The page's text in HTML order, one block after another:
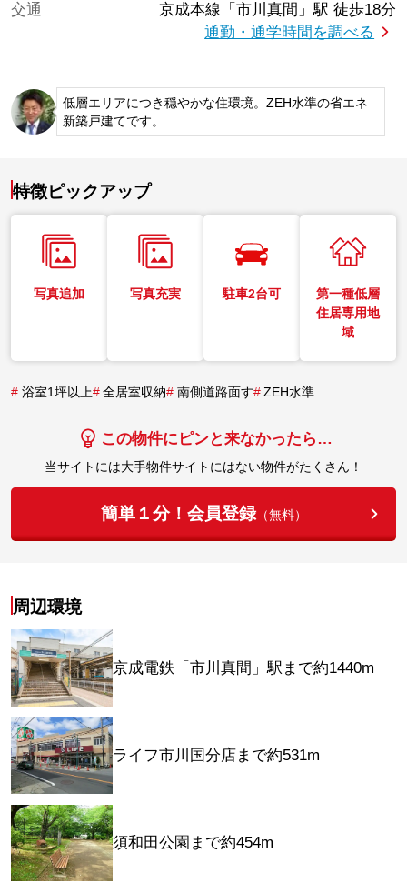
交通 京成本線「市川真間」駅 徒歩18分
通勤・通学時間を調べる
低層エリアにつき穏やかな住環境。ZEH水準の省エネ
新築戸建てです。
特徴ピックアップ
写真追加 写真充実 駐車2台可
第一種低層
住居専用地
域
# 浴室1坪以上# 全居室収納# 南側道路面す# ZEH水準
この物件にピンと来なかったら…
当サイトには大手物件サイトにはない物件がたくさん！
簡単１分！会員登録（無料）
周辺環境
京成電鉄「市川真間」駅まで約1440m
ライフ市川国分店まで約531m
須和田公園まで約454m